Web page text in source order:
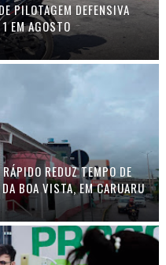
PILOTAGEM DEFENSIVA
EM AGOSTO
REDUZ TEMPO DE
BOA VISTA, EM CARUARU